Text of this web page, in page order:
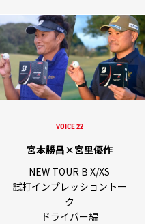
VOICE 22
宮本勝昌×宮里優作
NEW TOUR B X/XS
試打インプレッショントー
ク
ドライバー編